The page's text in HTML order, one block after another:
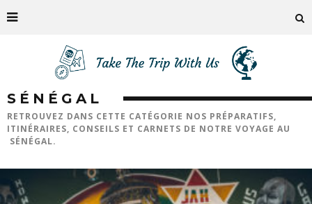
SÉNÉGAL
RETROUVEZ DANS CETTE CATÉGORIE NOS PRÉPARATIFS,
ITINÉRAIRES, CONSEILS ET CARNETS DE NOTRE VOYAGE AU
SÉNÉGAL.